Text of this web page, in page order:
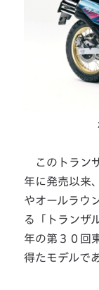
このトラン
年に発売以来
やオールラウ
る「トランザ
年の第３０回
得たモデルで